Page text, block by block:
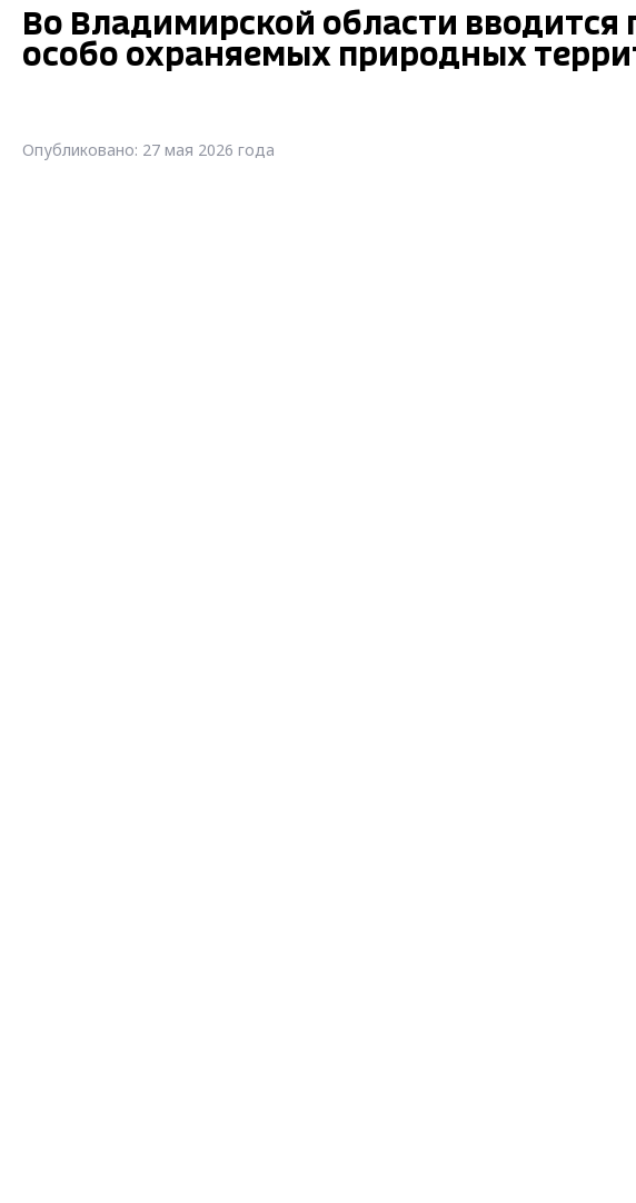
Во Владимирской области вводится
особо охраняемых природных
Опубликовано: 27 мая 2026 года